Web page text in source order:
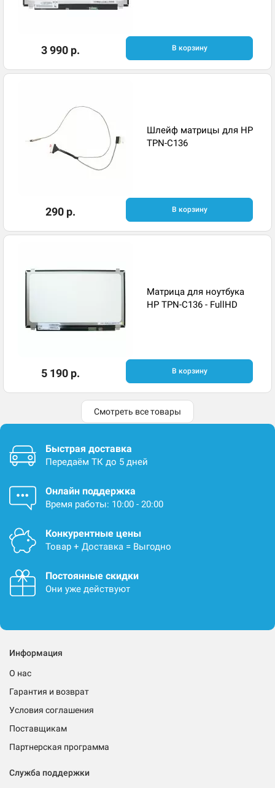
3 990 р. В корзину
Шлейф матрицы для HP
TPN-C136
290 р. В корзину
Матрица для ноутбука
HP TPN-C136 - FullHD
5 190 р. В корзину
Смотреть все товары
Быстрая доставка
Передаём ТК до 5 дней
Онлайн поддержка
Время работы: 10:00 - 20:00
Конкурентные цены
Товар + Доставка = Выгодно
Постоянные скидки
Они уже действуют
Информация
О нас
Гарантия и возврат
Условия соглашения
Поставщикам
Партнерская программа
Служба поддержки